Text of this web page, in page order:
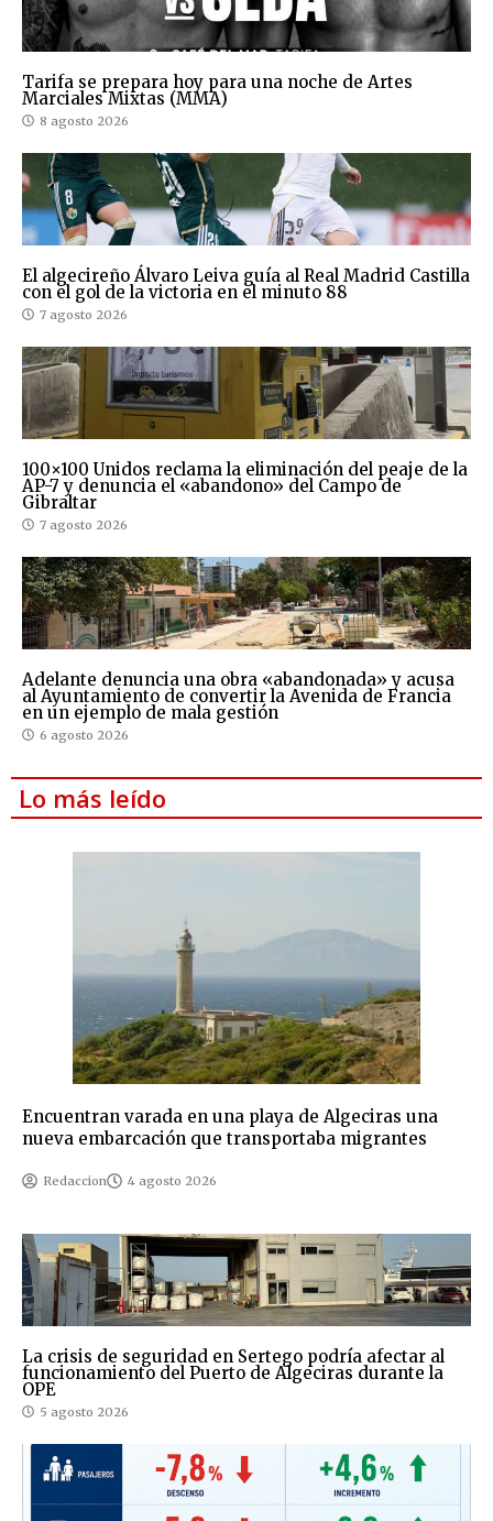
Tarifa se prepara hoy para una noche de Artes
Marciales Mixtas (MMA)
8 agosto 2026
El algecireño Álvaro Leiva guía al Real Madrid Castilla
con el gol de la victoria en el minuto 88
7 agosto 2026
100×100 Unidos reclama la eliminación del peaje de la
AP-7 y denuncia el «abandono» del Campo de
Gibraltar
7 agosto 2026
Adelante denuncia una obra «abandonada» y acusa
al Ayuntamiento de convertir la Avenida de Francia
en un ejemplo de mala gestión
6 agosto 2026
Lo más leído
Encuentran varada en una playa de Algeciras una
nueva embarcación que transportaba migrantes
Redaccion 4 agosto 2026
La crisis de seguridad en Sertego podría afectar al
funcionamiento del Puerto de Algeciras durante la
OPE
5 agosto 2026